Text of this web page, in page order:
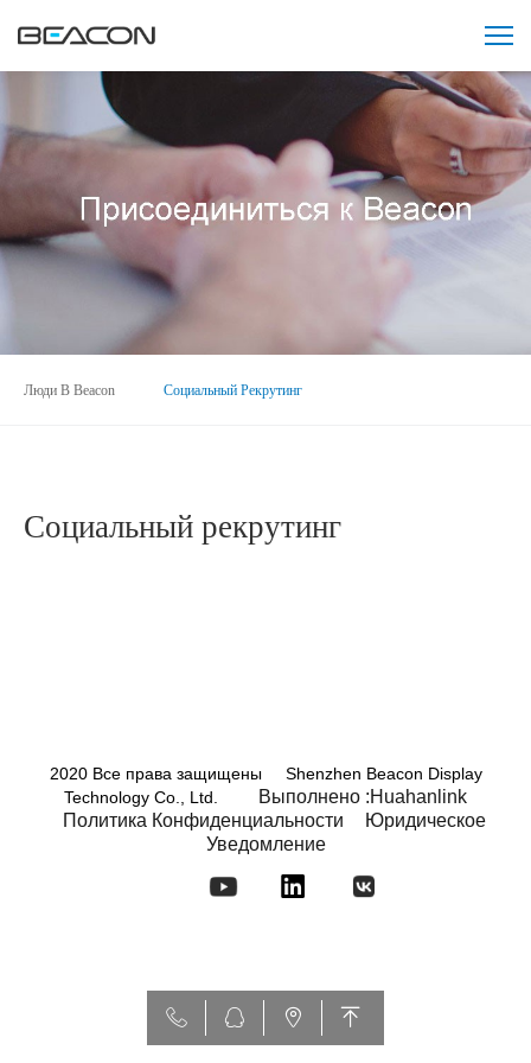
Люди В Beacon Социальный Рекрутинг
Социальный рекрутинг
2020 Все права защищены Shenzhen Beacon Display
Technology Co., Ltd.
Выполнено :Huahanlink
Политика Конфиденциальности
Юридическое
Уведомление